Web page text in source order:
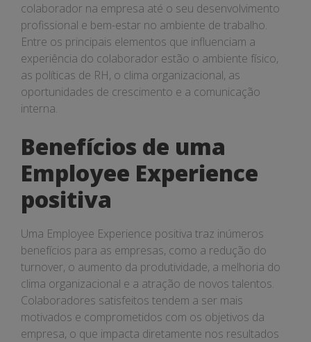
colaborador na empresa até o seu desenvolvimento
profissional e bem-estar no ambiente de trabalho.
Entre os principais elementos que influenciam a
experiência do colaborador estão o ambiente físico,
as políticas de RH, o clima organizacional, as
oportunidades de crescimento e a comunicação
interna.
Benefícios de uma
Employee Experience
positiva
Uma Employee Experience positiva traz inúmeros
benefícios para as empresas, como a redução do
turnover, o aumento da produtividade, a melhoria do
clima organizacional e a atração de novos talentos.
Colaboradores satisfeitos tendem a ser mais
motivados e comprometidos com os objetivos da
empresa, o que impacta diretamente nos resultados